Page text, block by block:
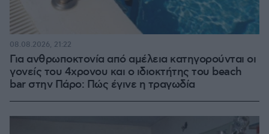
Για ανθρωποκτονία από αμέλεια κατηγορούνται οι
γονείς του 4χρονου και ο ιδιοκτήτης του beach
bar στην Πάρο: Πώς έγινε η τραγωδία
08.08.2026, 21:22